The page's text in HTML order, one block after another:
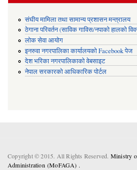
संघीय मामिला तथा सामान्य प्रशासन मन्त्रालय
ठेगाना परिवर्तन (साविक गाविस/नपाको हालको
लोक सेवा आयोग
इनरुवा नगरपालिका कार्यालयको Facebook पेज
देश भरिका नगरपालिकाको वेबसाइट
नेपाल सरकारको आधिकारिक पोर्टल
Copyright © 2015. All Rights Reserved. Ministry
Administration (MoFAGA) .